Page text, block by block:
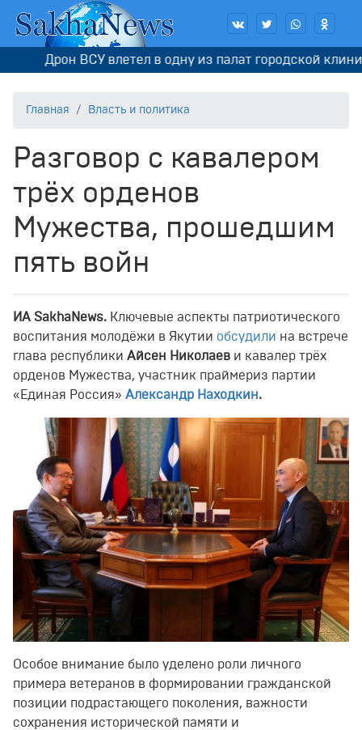
Дрон ВСУ влетел в одну из палат городской
Главная Власть и политика
Разговор с кавалером
трёх орденов
Мужества, прошедшим
пять войн
ИА SakhaNews. Ключевые аспекты патриотического
воспитания молодёжи в Якутии обсудили на встрече
глава республики Айсен Николаев и кавалер трёх
орденов Мужества, участник праймериз партии
«Единая Россия» Александр Находкин.
Особое внимание было уделено роли личного
примера ветеранов в формировании гражданской
позиции подрастающего поколения, важности
сохранения исторической памяти и